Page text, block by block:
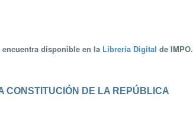
encuentra disponible en la Librería Digital de IMPO.
CONSTITUCIÓN DE LA REPÚBLICA